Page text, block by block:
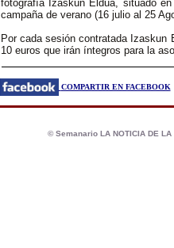
fotografía Izaskun Eldua, situado
campaña de verano (16 julio al 25
Por cada sesión contratada Izaskun
10 euros que irán íntegros para la
COMPARTIR EN FACEBOOK
© Semanario LA NOTICIA DE LA